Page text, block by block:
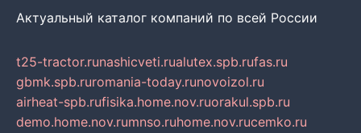
Актуальный каталог компаний по всей России
t25-tractor.runashicveti.rualutex.spb.rufas.ru
gbmk.spb.ruromania-today.runovoizol.ru
airheat-spb.rufisika.home.nov.ruorakul.spb.ru
demo.home.nov.rumnso.ruhome.nov.rucemko.ru